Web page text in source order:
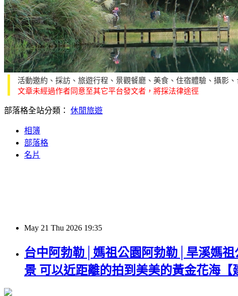
活動邀約、採訪、旅遊行程、景觀餐廳、美食、住宿體驗、攝影
文章未經過作者同意至其它平台發文者，將採法律途徑
部落格全站分類： 休閒旅遊
相簿
部落格
名片
May 21 Thu 2026 19:35
台中阿勃勒│媽祖公園阿勃勒│旱溪媽
景 可以近距離的拍到美美的黃金花海【